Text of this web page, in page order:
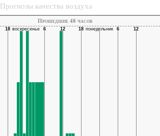
Прогнозы качества воздуха
Прошедшие 48 часов